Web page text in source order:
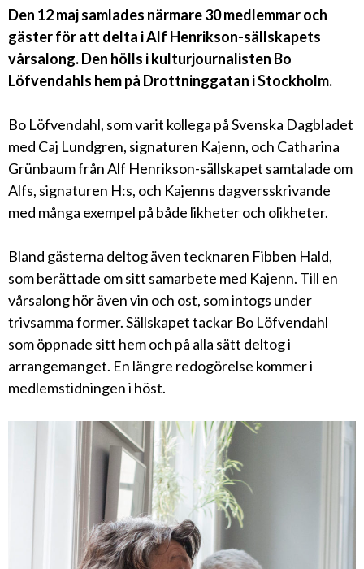
Den 12 maj samlades närmare 30 medlemmar och
gäster för att delta i Alf Henrikson-sällskapets
vårsalong. Den hölls i kulturjournalisten Bo
Löfvendahls hem på Drottninggatan i Stockholm.
Bo Löfvendahl, som varit kollega på Svenska Dagbladet
med Caj Lundgren, signaturen Kajenn, och Catharina
Grünbaum från Alf Henrikson-sällskapet samtalade om
Alfs, signaturen H:s, och Kajenns dagversskrivande
med många exempel på både likheter och olikheter.
Bland gästerna deltog även tecknaren Fibben Hald,
som berättade om sitt samarbete med Kajenn. Till en
vårsalong hör även vin och ost, som intogs under
trivsamma former. Sällskapet tackar Bo Löfvendahl
som öppnade sitt hem och på alla sätt deltog i
arrangemanget. En längre redogörelse kommer i
medlemstidningen i höst.